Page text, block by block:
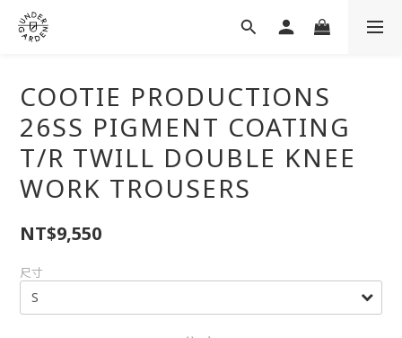
COOTIE PRODUCTIONS
26SS PIGMENT COATING
T/R TWILL DOUBLE KNEE
WORK TROUSERS
NT$9,550
尺寸